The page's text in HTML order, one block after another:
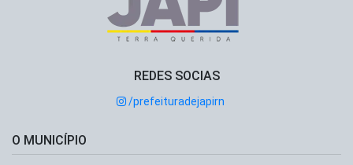
REDES SOCIAS
/prefeituradejapirn
O MUNICÍPIO